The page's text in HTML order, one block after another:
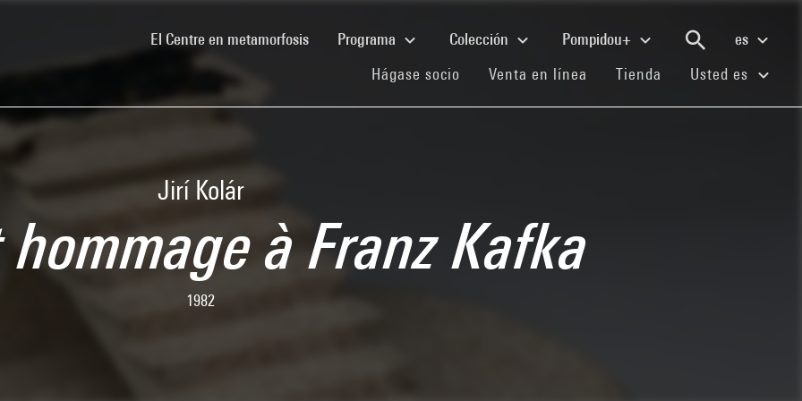
El Centre en metamorfosis(current)Programa Colección Pompidou+
es
Hágase socio (current)
Venta en línea (current)
Tienda (current)
Usted es
Jirí Kolár
à Franz Kafka
1982